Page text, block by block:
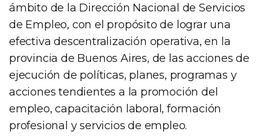
ámbito de la Dirección Nacional de Servicios
de Empleo, con el propósito de lograr una
efectiva descentralización operativa, en la
provincia de Buenos Aires, de las acciones de
ejecución de políticas, planes, programas y
acciones tendientes a la promoción del
empleo, capacitación laboral, formación
profesional y servicios de empleo.